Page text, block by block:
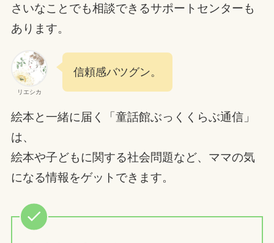
さいなことでも相談できるサポートセンターも
あります。
リエシカ
信頼感バツグン。
絵本と一緒に届く「童話館ぶっくくらぶ通信」
は、
絵本や子どもに関する社会問題など、ママの気
になる情報をゲットできます。